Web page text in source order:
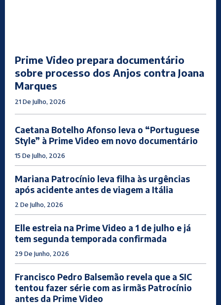
Prime Video prepara documentário
sobre processo dos Anjos contra Joana
Marques
21 De Julho, 2026
Caetana Botelho Afonso leva o “Portuguese
Style” à Prime Video em novo documentário
15 De Julho, 2026
Mariana Patrocínio leva filha às urgências
após acidente antes de viagem a Itália
2 De Julho, 2026
Elle estreia na Prime Video a 1 de julho e já
tem segunda temporada confirmada
29 De Junho, 2026
Francisco Pedro Balsemão revela que a SIC
tentou fazer série com as irmãs Patrocínio
antes da Prime Video